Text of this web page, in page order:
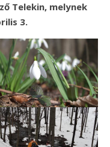
Telekin, melynek
3.